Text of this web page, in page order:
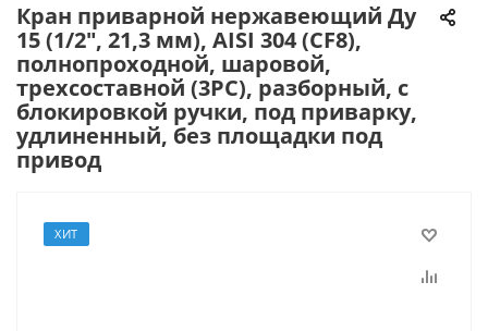
Кран приварной нержавеющий Ду
15 (1/2ʺ, 21,3 мм), AISI 304 (CF8),
полнопроходной, шаровой,
трехсоставной (3PC), разборный, с
блокировкой ручки, под приварку,
удлиненный, без площадки под
привод
ХИТ